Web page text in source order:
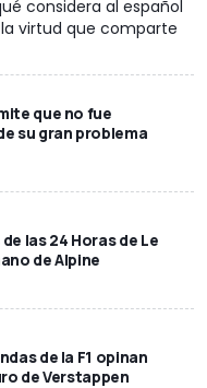
considera al español
virtud que comparte
que no fue
su gran problema
las 24 Horas de Le
de Alpine
de la F1 opinan
de Verstappen